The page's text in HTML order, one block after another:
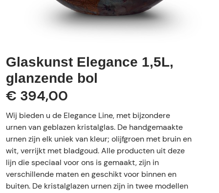
Glaskunst Elegance 1,5L,
glanzende bol
€ 394,00
Wij bieden u de Elegance Line, met bijzondere
urnen van geblazen kristalglas. De handgemaakte
urnen zijn elk uniek van kleur; olijfgroen met bruin en
wit, verrijkt met bladgoud. Alle producten uit deze
lijn die speciaal voor ons is gemaakt, zijn in
verschillende maten en geschikt voor binnen en
buiten. De kristalglazen urnen zijn in twee modellen